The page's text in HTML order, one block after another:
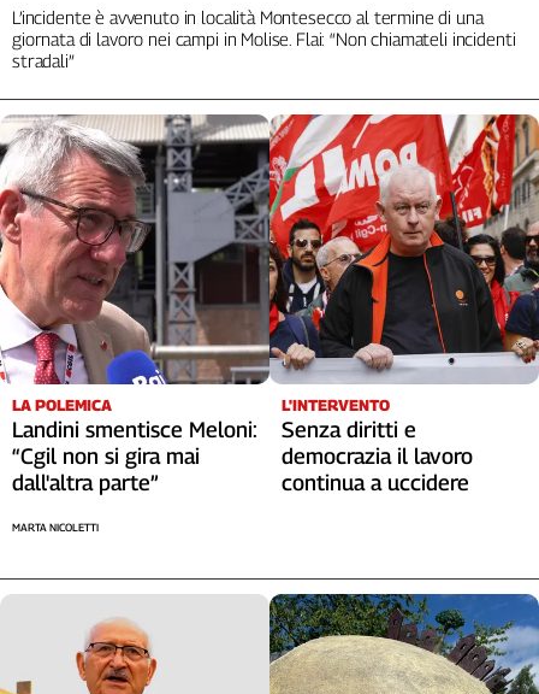
Social
L’incidente è avvenuto in località Montesecco al termine di una
giornata di lavoro nei campi in Molise. Flai: “Non chiamateli incidenti
stradali”
LA POLEMICA
Landini smentisce Meloni:
“Cgil non si gira mai
dall'altra parte”
MARTA NICOLETTI
L'INTERVENTO
Senza diritti e
democrazia il lavoro
continua a uccidere